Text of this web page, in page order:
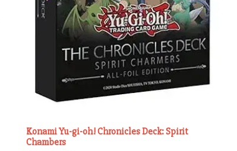
Konami Yu-gi-oh! Chronicles Deck: Spirit
Chambers